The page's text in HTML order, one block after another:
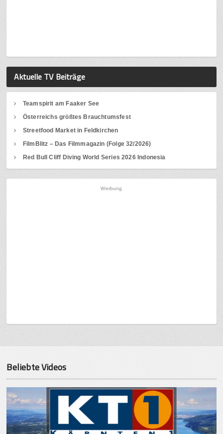
Aktuelle TV Beiträge
Teamspirit am Faaker See
Österreichs größtes Brauchtumsfest
Streetfood Market in Feldkirchen
FilmBlitz – Das Filmmagazin (Folge 32/2026)
Red Bull Cliff Diving World Series 2026 Indonesia
Werbung
Beliebte Videos